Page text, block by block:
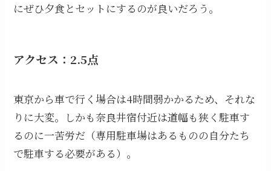
にぜひ夕食とセットにするのが良いだろう。
アクセス：2.5点
東京から車で行く場合は4時間弱かかるため、それな
りに大変。しかも奈良井宿付近は道幅も狭く駐車す
るのに一苦労だ（専用駐車場はあるものの自分たち
で駐車する必要がある）。